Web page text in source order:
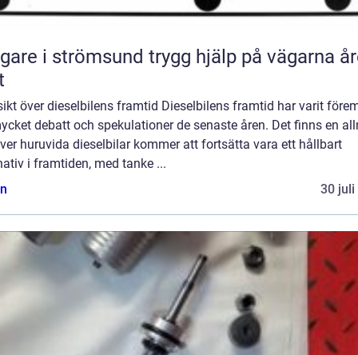
strömsund trygg hjälp på vägarna året
över dieselbilens framtid Dieselbilens framtid har varit
debatt och spekulationer de senaste åren. Det finns en
huruvida dieselbilar kommer att fortsätta vara ett hållbart
i framtiden, med tanke ...
30 juli